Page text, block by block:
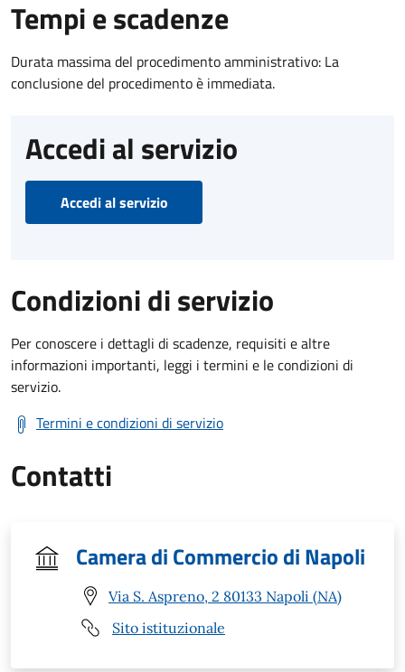
Tempi e scadenze
Durata massima del procedimento amministrativo: La
conclusione del procedimento è immediata.
Accedi al servizio
Accedi al servizio
Condizioni di servizio
Per conoscere i dettagli di scadenze, requisiti e altre
informazioni importanti, leggi i termini e le condizioni di
servizio.
Termini e condizioni di servizio
Contatti
Camera di Commercio di Napoli
Via S. Aspreno, 2 80133 Napoli (NA)
Sito istituzionale